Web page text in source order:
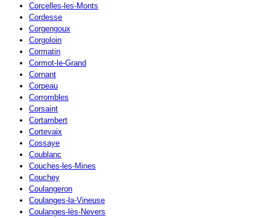
Corcelles-les-Monts
Cordesse
Corgengoux
Corgoloin
Cormatin
Cormot-le-Grand
Cornant
Corpeau
Corrombles
Corsaint
Cortambert
Cortevaix
Cossaye
Coublanc
Couches-les-Mines
Couchey
Coulangeron
Coulanges-la-Vineuse
Coulanges-lès-Nevers